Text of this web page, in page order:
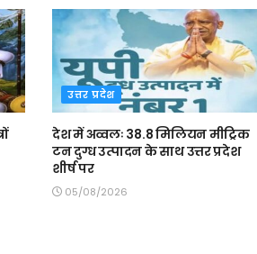
उत्तर प्रदेश
देश में अव्वलः 38.8 मिलियन मीट्रिक
टन दुग्ध उत्पादन के साथ उत्तर प्रदेश
शीर्ष पर
05/08/2026